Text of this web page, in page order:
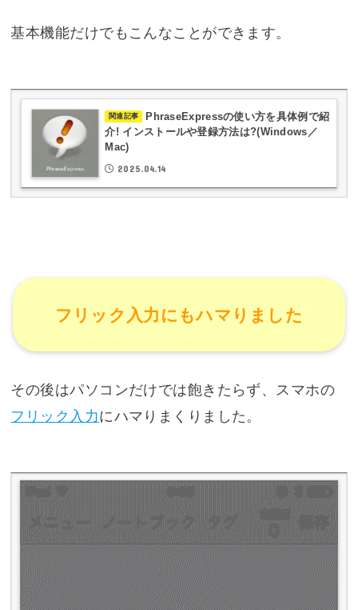
基本機能だけでもこんなことができます。
関連記事
PhraseExpressの使い方を具体例で紹
介! インストールや登録方法は?(Windows／
Mac)
2025.04.14
フリック入力にもハマりました
その後はパソコンだけでは飽きたらず、スマホの
フリック入力にハマりまくりました。